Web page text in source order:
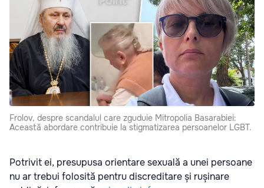
Frolov, despre scandalul care zguduie Mitropolia Basarabiei:
Această abordare contribuie la stigmatizarea persoanelor LGBT.
Potrivit ei, presupusa orientare sexuală a unei persoane
nu ar trebui folosită pentru discreditare și rușinare